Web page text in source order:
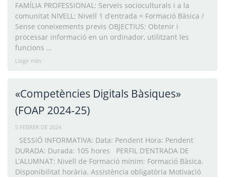
FAMÍLIA PROFESSIONAL: Serveis socioculturals i a la
comunitat NIVELL: Nivell 1 d’entrada = Formació Bàsica /
Sense coneixements previs OBJECTIUS: Obtenir i
processar informació en un ordinador, utilitzant les
funcions …
Llegir més
«Competències Digitals Bàsiques»
(FOAP 2024-25)
5 FEBRER DE 2024
SESSIÓ INFORMATIVA: Data: Pendent Hora: Pendent
DURADA: Durada: 105 hores PERFIL D’ENTRADA DE
L’ALUMNAT: Nivell de Formació mínim: Formació Bàsica.
Disponibilitat horària. Assistència obligatòria Motivació